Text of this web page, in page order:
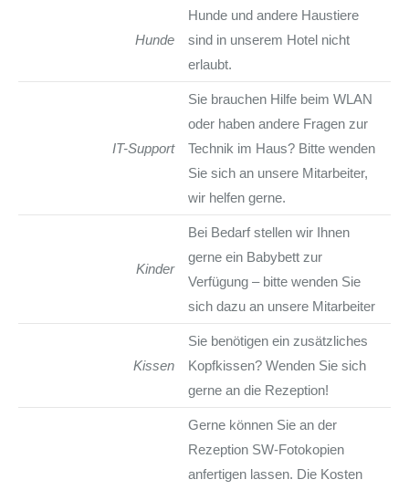
Hunde
Hunde und andere Haustiere
sind in unserem Hotel nicht
erlaubt.
IT-Support
Sie brauchen Hilfe beim WLAN
oder haben andere Fragen zur
Technik im Haus? Bitte wenden
Sie sich an unsere Mitarbeiter,
wir helfen gerne.
Kinder
Bei Bedarf stellen wir Ihnen
gerne ein Babybett zur
Verfügung – bitte wenden Sie
sich dazu an unsere Mitarbeiter
Kissen
Sie benötigen ein zusätzliches
Kopfkissen? Wenden Sie sich
gerne an die Rezeption!
Gerne können Sie an der
Rezeption SW-Fotokopien
anfertigen lassen. Die Kosten